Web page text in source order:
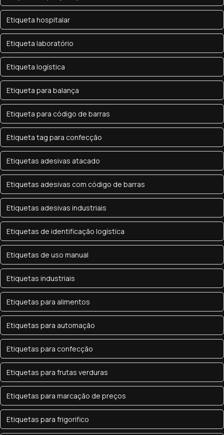
Etiqueta hospitalar
Etiqueta laboratório
Etiqueta logística
Etiqueta para balança
Etiqueta para código de barras
Etiqueta tag para confecção
Etiquetas adesivas atacado
Etiquetas adesivas com código de barras
Etiquetas adesivas industriais
Etiquetas de identificação logística
Etiquetas de uso manual
Etiquetas industriais
Etiquetas para alimentos
Etiquetas para automação
Etiquetas para confecção
Etiquetas para frutas verduras
Etiquetas para marcação de preços
Etiquetas para frigorifico